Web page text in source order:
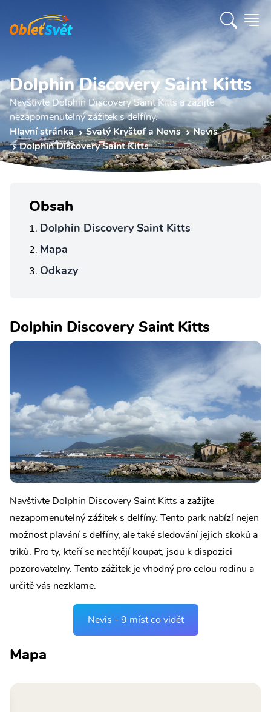
Dolphin Discovery Saint Kitts
Navštivte Dolphin Discovery Saint Kitts a zažijte
nezapomenutelný zážitek s delfíny.
Hlavní stránka
Svatý Kryštof a Nevis
Nevis
Dolphin Discovery Saint Kitts
Obsah
Dolphin Discovery Saint Kitts
Mapa
Odkazy
Dolphin Discovery Saint Kitts
Navštivte Dolphin Discovery Saint Kitts a zažijte
nezapomenutelný zážitek s delfíny. Tento park nabízí nejen
možnost plavání s delfíny, ale také sledování jejich skoků a
triků. Pro ty, kteří se nechtějí koupat, jsou k dispozici
pozorovatelny. Tento zážitek je vhodný pro celou rodinu a
určitě vás nezklame.
Nevis - 9 míst co vidět
Mapa